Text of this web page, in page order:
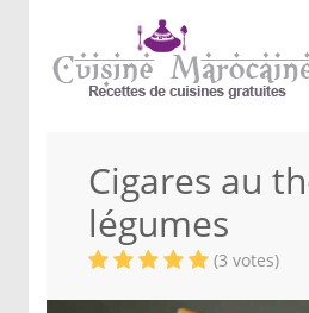
Cigares au
légumes
(3 votes)